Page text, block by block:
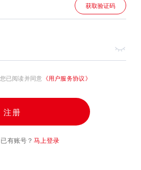
获取验证码
已阅读并同意 《用户服务协议》
注册
已有账号？ 马上登录